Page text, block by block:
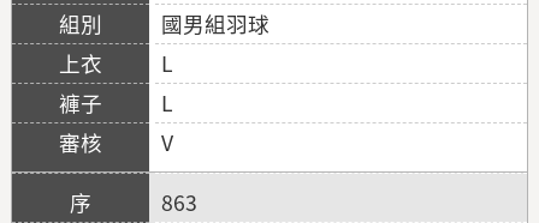
國男組羽球
L
L
V
863